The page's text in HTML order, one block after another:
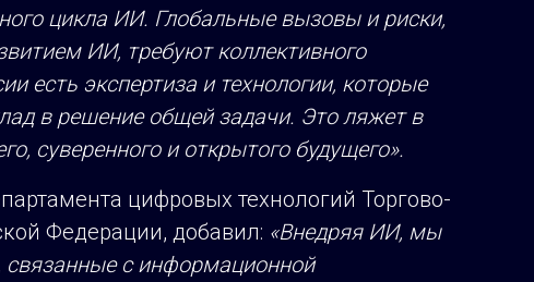
цикла ИИ. Глобальные вызовы и риски,
ИИ, требуют коллективного
есть экспертиза и технологии, которые
в решение общей задачи. Это ляжет в
суверенного и открытого будущего».
цифровых технологий Торгово-
Федерации, добавил: «Внедряя ИИ, мы
связанные с информационной